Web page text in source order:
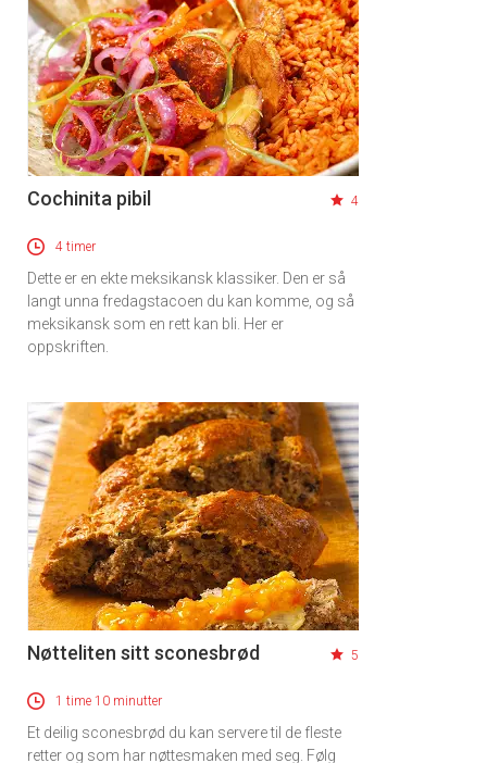
Cochinita pibil 4
4 timer
Dette er en ekte meksikansk klassiker. Den er så
langt unna fredagstacoen du kan komme, og så
meksikansk som en rett kan bli. Her er
oppskriften.
Nøtteliten sitt sconesbrød 5
1 time 10 minutter
Et deilig sconesbrød du kan servere til de fleste
retter og som har nøttesmaken med seg. Følg